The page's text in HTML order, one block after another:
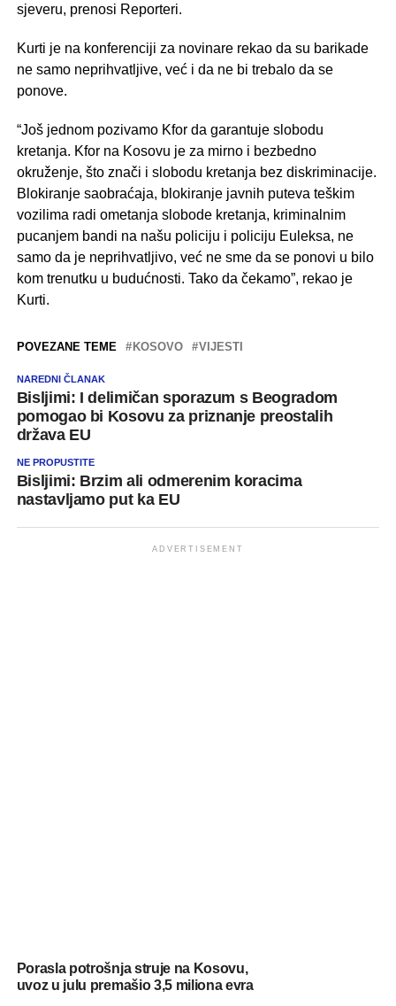
sjeveru, prenosi Reporteri.
Kurti je na konferenciji za novinare rekao da su barikade
ne samo neprihvatljive, već i da ne bi trebalo da se
ponove.
“Još jednom pozivamo Kfor da garantuje slobodu
kretanja. Kfor na Kosovu je za mirno i bezbedno
okruženje, što znači i slobodu kretanja bez diskriminacije.
Blokiranje saobraćaja, blokiranje javnih puteva teškim
vozilima radi ometanja slobode kretanja, kriminalnim
pucanjem bandi na našu policiju i policiju Euleksa, ne
samo da je neprihvatljivo, već ne sme da se ponovi u bilo
kom trenutku u budućnosti. Tako da čekamo”, rekao je
Kurti.
POVEZANE TEME KOSOVO VIJESTI
NAREDNI ČLANAK
Bisljimi: I delimičan sporazum s Beogradom
pomogao bi Kosovu za priznanje preostalih
država EU
NE PROPUSTITE
Bisljimi: Brzim ali odmerenim koracima
nastavljamo put ka EU
ADVERTISEMENT
Porasla potrošnja struje na Kosovu,
uvoz u julu premašio 3,5 miliona evra